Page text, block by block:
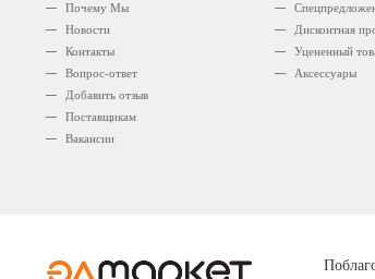
Почему Мы
Новости
Контакты
Вопрос-ответ
Добавить отзыв
Поставщикам
Вакансии
Дисконтная
Уцененный
Аксессуары